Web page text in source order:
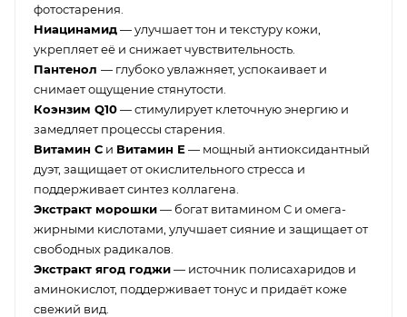
фотостарения.
Ниацинамид— улучшает тон и текстуру кожи,
укрепляет её и снижает чувствительность.
Пантенол — глубоко увлажняет, успокаивает и
снимает ощущение стянутости.
Коэнзим Q10— стимулирует клеточную энергию и
замедляет процессы старения.
Витамин С и Витамин Е— мощный антиоксидантный
дуэт, защищает от окислительного стресса и
поддерживает синтез коллагена.
Экстракт морошки— богат витамином С и омега-
жирными кислотами, улучшает сияние и защищает от
свободных радикалов.
Экстракт ягод годжи— источник полисахаридов и
аминокислот, поддерживает тонус и придаёт коже
свежий вид.